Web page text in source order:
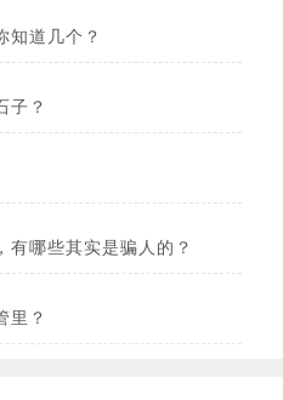
知道几个？
子？
哪些其实是骗人的？
里？